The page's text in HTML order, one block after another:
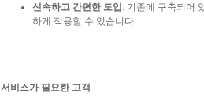
신속하고 간편한 도입 : 기존에 구축되어
하게 적용할 수 있습니다.
서비스가 필요한 고객